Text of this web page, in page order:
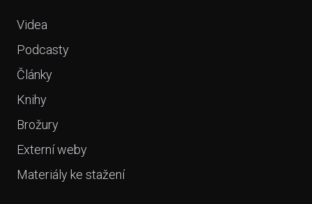
Videa
Podcasty
Články
Knihy
Brožury
Externí weby
Materiály ke stažení